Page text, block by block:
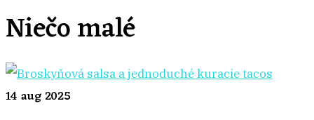
Niečo malé
14 aug 2025